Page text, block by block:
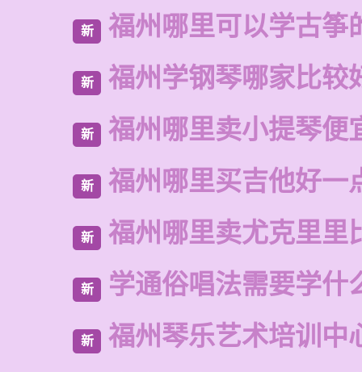
新 福州哪里可以学古筝
新 福州学钢琴哪家比较
新 福州哪里卖小提琴便
新 福州哪里买吉他好一
新 福州哪里卖尤克里里
新 学通俗唱法需要学什
新 福州琴乐艺术培训中